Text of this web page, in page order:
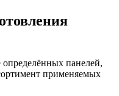
панелей,
применяемых